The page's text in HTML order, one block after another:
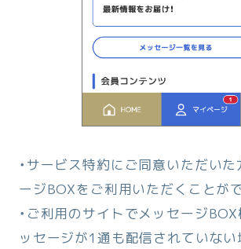
・サービス特約にご同意いただい
ージBOXをご利用いただくことが
・ご利用のサイトでメッセージ
ッセージが1通も配信されていない